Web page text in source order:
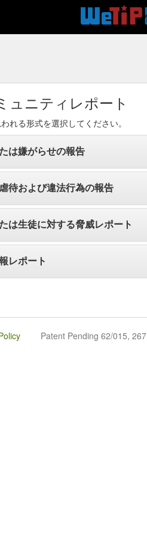
ュニティレポート
れる形式を選択してください。
は嫌がらせの報告
待および違法行為の報告
は生徒に対する脅威レポート
レポート
Patent Pending 62/015, 267